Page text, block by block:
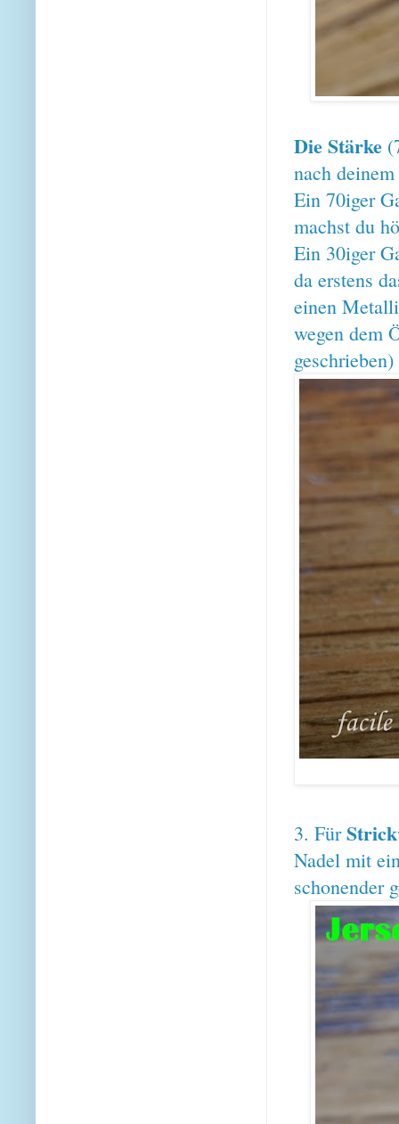
Die Stärke
nach deinem
Ein 70iger
machst du
Ein 30iger
da erstens
einen
wegen dem
geschrieben)
3. Für
Nadel mit
schonender